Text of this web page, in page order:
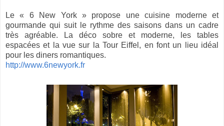
Le « 6 New York » propose une cuisine moderne et
gourmande qui suit le rythme des saisons dans un cadre
très agréable. La déco sobre et moderne, les tables
espacées et la vue sur la Tour Eiffel, en font un lieu idéal
pour les diners romantiques.
http://www.6newyork.fr